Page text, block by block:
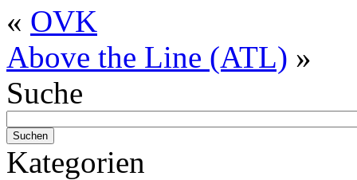
« OVK
Above the Line (ATL) »
Suche
Kategorien